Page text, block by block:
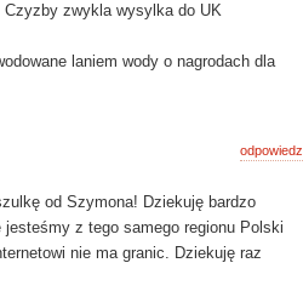
zwykla wysylka do UK
laniem wody o nagrodach dla
od Szymona! Dziekuję bardzo
z tego samego regionu Polski
nie ma granic. Dziekuję raz
odpowiedz